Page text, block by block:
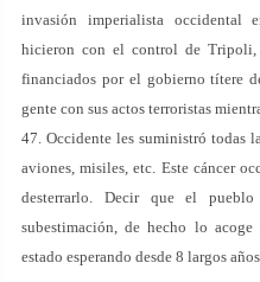
invasión imperialista occidental
hicieron con el control de Tripoli,
financiados por el gobierno títere
gente con sus actos terroristas
47. Occidente les suministró todas
aviones, misiles, etc. Este cáncer
desterrarlo. Decir que el
subestimación, de hecho lo
estado esperando desde 8 largos